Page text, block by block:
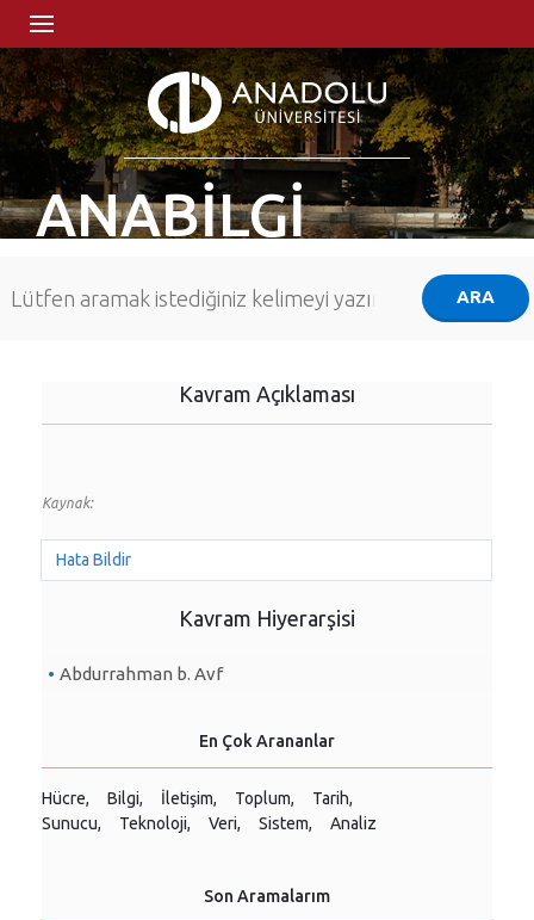
ANABİLGİ
Kavram Açıklaması
Kaynak:
Hata Bildir
Kavram Hiyerarşisi
Abdurrahman b. Avf
En Çok Arananlar
Hücre, Bilgi, İletişim, Toplum,
Tarih,
Sunucu,
Teknoloji, Veri, Sistem, Analiz
Son Aramalarım